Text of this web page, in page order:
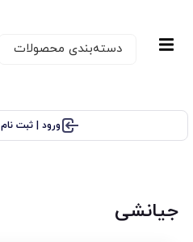
دسته‌بندی‌ محصولات
ورود | ثبت نام
جیانشی